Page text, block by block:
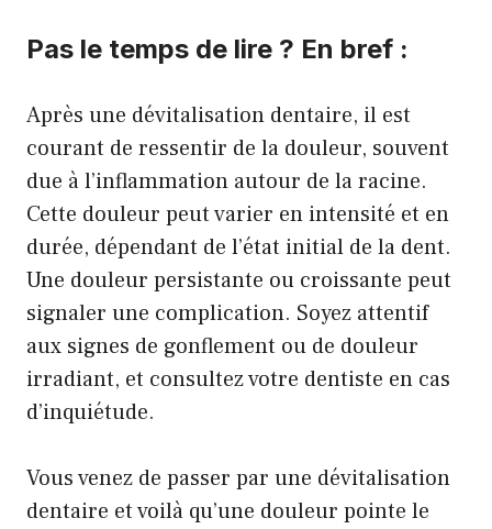
Pas le temps de lire ? En bref :
Après une dévitalisation dentaire, il est
courant de ressentir de la douleur, souvent
due à l’inflammation autour de la racine.
Cette douleur peut varier en intensité et en
durée, dépendant de l’état initial de la dent.
Une douleur persistante ou croissante peut
signaler une complication. Soyez attentif
aux signes de gonflement ou de douleur
irradiant, et consultez votre dentiste en cas
d’inquiétude.
Vous venez de passer par une dévitalisation
dentaire et voilà qu’une douleur pointe le